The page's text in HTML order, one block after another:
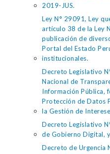
2019-JUS.
Ley N° 29091, Ley
artículo 38 de la Ley
publicación de
Portal del Estado
institucionales.
Decreto Legislativo
Nacional de
Información Pública,
Protección de Datos
la Gestión de
Decreto Legislativo
de Gobierno Digital,
Decreto de Urgencia